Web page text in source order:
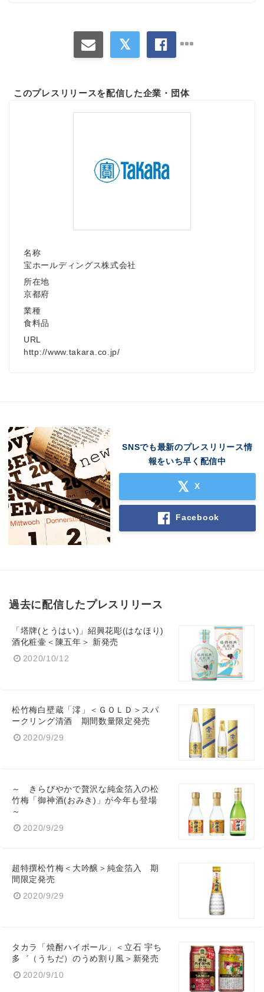
このプレスリリースを配信した企業・団体
名称
宝ホールディングス株式会社
所在地
京都府
業種
食料品
URL
http://www.takara.co.jp/
SNSでも最新のプレスリリース情
報をいち早く配信中
X
Facebook
過去に配信したプレスリリース
「塔牌(とうはい)」紹興花彫(はなほり)
酒化粧壷＜陳五年＞ 新発売
2020/10/12
松竹梅白壁蔵「澪」＜ＧＯＬＤ＞スパ
ークリング清酒 期間数量限定発売
2020/9/29
～ きらびやかで贅沢な純金箔入の松
竹梅「御神酒(おみき)」が今年も登場
～
2020/9/29
超特撰松竹梅＜大吟醸＞純金箔入 期
間限定発売
2020/9/29
タカラ「焼酎ハイボール」＜立石 宇ち
多゛（うちだ）のうめ割り風＞新発売
2020/9/10